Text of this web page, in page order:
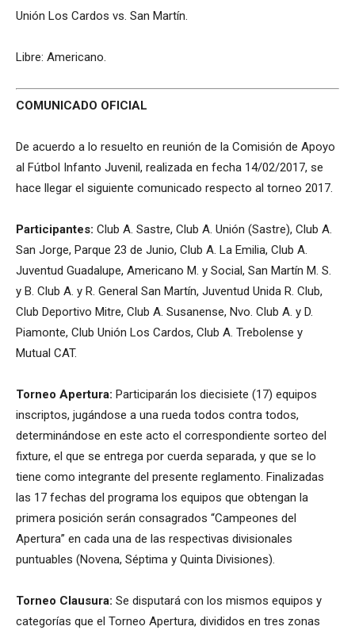
Unión Los Cardos vs. San Martín.
Libre: Americano.
COMUNICADO OFICIAL
De acuerdo a lo resuelto en reunión de la Comisión de Apoyo
al Fútbol Infanto Juvenil, realizada en fecha 14/02/2017, se
hace llegar el siguiente comunicado respecto al torneo 2017.
Participantes: Club A. Sastre, Club A. Unión (Sastre), Club A.
San Jorge, Parque 23 de Junio, Club A. La Emilia, Club A.
Juventud Guadalupe, Americano M. y Social, San Martín M. S.
y B. Club A. y R. General San Martín, Juventud Unida R. Club,
Club Deportivo Mitre, Club A. Susanense, Nvo. Club A. y D.
Piamonte, Club Unión Los Cardos, Club A. Trebolense y
Mutual CAT.
Torneo Apertura: Participarán los diecisiete (17) equipos
inscriptos, jugándose a una rueda todos contra todos,
determinándose en este acto el correspondiente sorteo del
fixture, el que se entrega por cuerda separada, y que se lo
tiene como integrante del presente reglamento. Finalizadas
las 17 fechas del programa los equipos que obtengan la
primera posición serán consagrados “Campeones del
Apertura” en cada una de las respectivas divisionales
puntuables (Novena, Séptima y Quinta Divisiones).
Torneo Clausura: Se disputará con los mismos equipos y
categorías que el Torneo Apertura, divididos en tres zonas